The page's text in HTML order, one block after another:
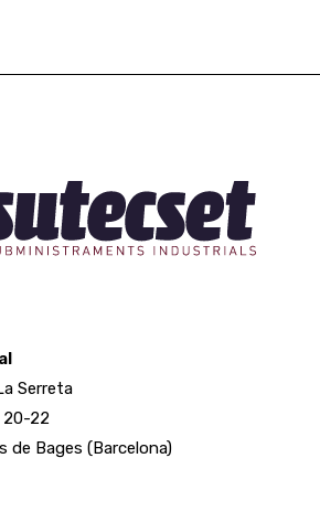
Serreta
20-22
de Bages (Barcelona)